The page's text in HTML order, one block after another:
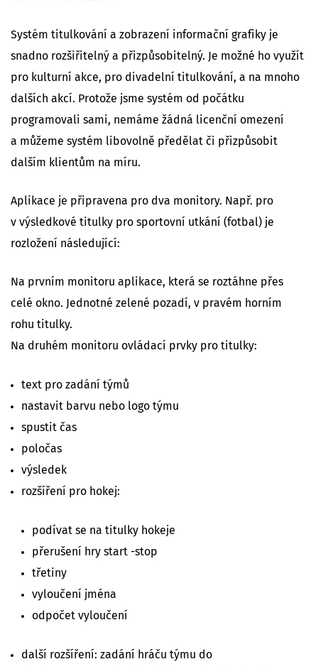
Systém titulkování a zobrazení informační grafiky je
snadno rozšiřitelný a přizpůsobitelný. Je možné ho využít
pro kulturní akce, pro divadelní titulkování, a na mnoho
dalších akcí. Protože jsme systém od počátku
programovali sami, nemáme žádná licenční omezení
a můžeme systém libovolně předělat či přizpůsobit
dalším klientům na míru.
Aplikace je připravena pro dva monitory. Např. pro
v výsledkové titulky pro sportovní utkání (fotbal) je
rozložení následující:
Na prvním monitoru aplikace, která se roztáhne přes
celé okno. Jednotné zelené pozadí, v pravém horním
rohu titulky.
Na druhém monitoru ovládací prvky pro titulky:
text pro zadání týmů
nastavit barvu nebo logo týmu
spustit čas
poločas
výsledek
rozšíření pro hokej:
podívat se na titulky hokeje
přerušení hry start -stop
třetiny
vyloučení jména
odpočet vyloučení
další rozšíření: zadání hráču týmu do